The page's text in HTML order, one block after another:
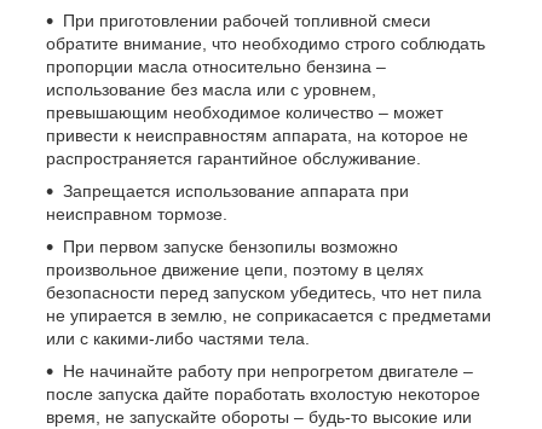
При приготовлении рабочей топливной смеси
обратите внимание, что необходимо строго соблюдать
пропорции масла относительно бензина –
использование без масла или с уровнем,
превышающим необходимое количество – может
привести к неисправностям аппарата, на которое не
распространяется гарантийное обслуживание.
Запрещается использование аппарата при
неисправном тормозе.
При первом запуске бензопилы возможно
произвольное движение цепи, поэтому в целях
безопасности перед запуском убедитесь, что нет пила
не упирается в землю, не соприкасается с предметами
или с какими-либо частями тела.
Не начинайте работу при непрогретом двигателе –
после запуска дайте поработать вхолостую некоторое
время, не запускайте обороты – будь-то высокие или